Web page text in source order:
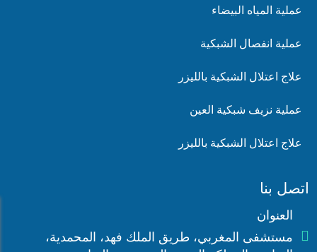
اتصل بنا

العنوان
مستشفى المغربي، طريق الملك فهد، المحمدية،
عملية المياه البيضاء
عملية انفصال الشبكية
علاج اعتلال الشبكية بالليزر
عملية نزيف شبكية العين
علاج اعتلال الشبكية بالليزر